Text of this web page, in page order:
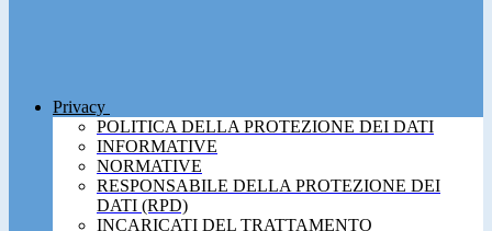
Privacy
POLITICA DELLA PROTEZIONE DEI DATI
INFORMATIVE
NORMATIVE
RESPONSABILE DELLA PROTEZIONE DEI
DATI (RPD)
INCARICATI DEL TRATTAMENTO